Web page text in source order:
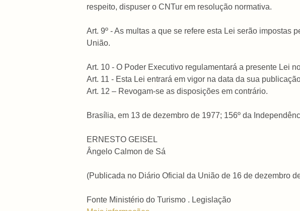
respeito, dispuser o CNTur em resolução normativa.
Art. 9º - As multas a que se refere esta Lei serão
União.
Art. 10 - O Poder Executivo regulamentará a presente Lei
Art. 11 - Esta Lei entrará em vigor na data da sua
Art. 12 – Revogam-se as disposições em contrário.
Brasília, em 13 de dezembro de 1977; 156º da
ERNESTO GEISEL
Ângelo Calmon de Sá
(Publicada no Diário Oficial da União de 16 de dezembro
Fonte Ministério do Turismo . Legislação